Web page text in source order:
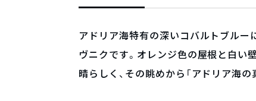
アドリア海特有の深いコバルトブルー
ヴニクです。オレンジ色の屋根と白い
晴らしく、その眺めから「アドリア海の